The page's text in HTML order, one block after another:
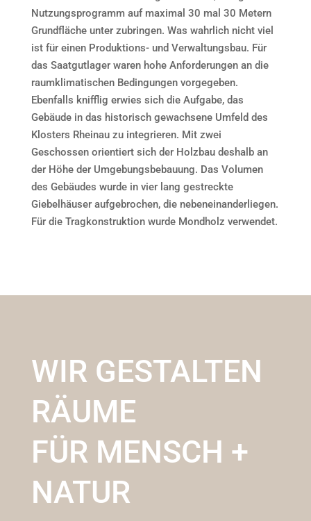
Nutzungsprogramm auf maximal 30 mal 30 Metern
Grundfläche unter zubringen. Was wahrlich nicht viel
ist für einen Produktions- und Verwaltungsbau. Für
das Saatgutlager waren hohe Anforderungen an die
raumklimatischen Bedingungen vorgegeben.
Ebenfalls knifflig erwies sich die Aufgabe, das
Gebäude in das historisch gewachsene Umfeld des
Klosters Rheinau zu integrieren. Mit zwei
Geschossen orientiert sich der Holzbau deshalb an
der Höhe der Umgebungsbebauung. Das Volumen
des Gebäudes wurde in vier lang gestreckte
Giebelhäuser aufgebrochen, die nebeneinanderliegen.
Für die Tragkonstruktion wurde Mondholz verwendet.
WIR GESTALTEN
RÄUME
FÜR MENSCH +
NATUR